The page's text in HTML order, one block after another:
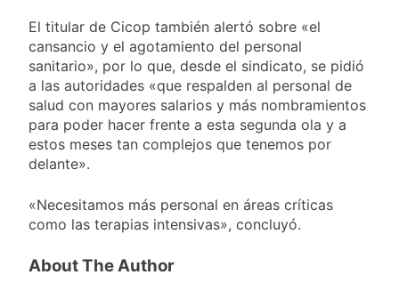
El titular de Cicop también alertó sobre «el
cansancio y el agotamiento del personal
sanitario», por lo que, desde el sindicato, se pidió
a las autoridades «que respalden al personal de
salud con mayores salarios y más nombramientos
para poder hacer frente a esta segunda ola y a
estos meses tan complejos que tenemos por
delante».
«Necesitamos más personal en áreas críticas
como las terapias intensivas», concluyó.
About The Author